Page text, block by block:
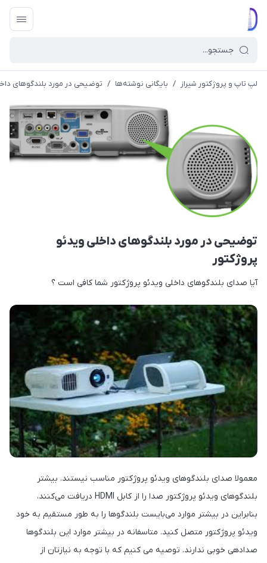
لپ تاپ و پروژکتور شیراز / بایگانی نوشته‌ها / توضیحی در مورد بلندگوهای
توضیحی در مورد بلندگوهای داخلی ویدئو
پروژکتور
آیا صدای بلندگوهای داخلی ویدئو پروژکتور شما کافی است ؟
معمولا صدای بلندگوهای ویدئو پروژکتور مناسب نیستند. بیشتر
بلندگوهای ویدئو پروژکتور صدا را از کابل HDMI دریافت می‌کنند،
بنابراین در بیشتر موارد می‌بایست بلندگوها را به طور مستقیم به خود
ویدئو پروژکتور متصل کنید. متاسفانه در بیشتر موارد این بلندگوها
صدادهی خوبی ندارند. توصیه می کنیم که با توجه به نیازتان از